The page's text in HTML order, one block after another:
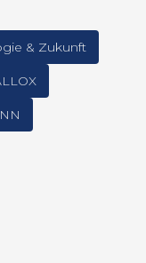
& Zukunft